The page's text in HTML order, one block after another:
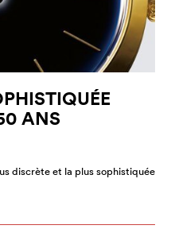
ANS
discrète et la plus sophistiquée